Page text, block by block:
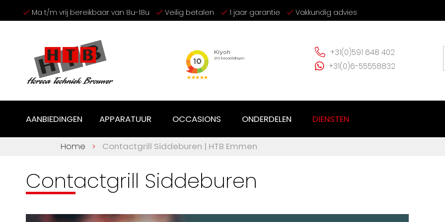
Ga
naar
Ma t/m vrij bereikbaar van 8u-18u Veilig betalen 1 jaar garantie Vakkundig advies
+31(0)591 648 402
+31(0)6-55558832
AANBIEDINGEN APPARATUUR OCCASIONS ONDERDELEN DIENSTEN
Home Contactgrill Siddeburen | HTB Emmen
Contactgrill Siddeburen